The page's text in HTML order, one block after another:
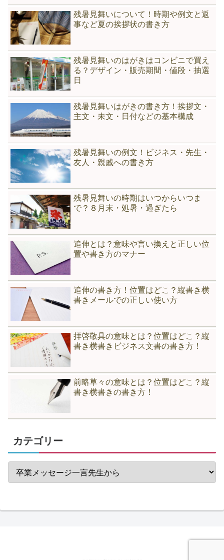
残暑見舞いについて！時期や例文と返
事など夏の挨拶状の書き方
残暑見舞いのはがきはコンビニで買え
る？デザイン・販売期間・値段・抽選
日
残暑見舞いはがきの書き方！挨拶文・
主文・未文・日付などの基本構成
残暑見舞いの例文！ビジネス・先生・
友人・親戚への書き方
残暑見舞いの時期はいつからいつま
で？８月末・処暑・過ぎたら
追伸とは？意味や言い換えと正しい位
置や書き方のマナー
追伸の書き方！位置はどこ？縦書き横
書きメールでの正しい使い方
拝啓敬具の意味とは？位置はどこ？縦
書き横書きビジネス文書の書き方！
前略草々の意味とは？位置はどこ？縦
書き横書きの書き方！
カテゴリー